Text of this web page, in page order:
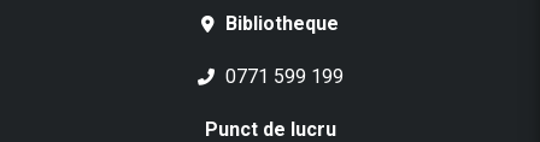
Bibliotheque
0771 599 199
Punct de lucru